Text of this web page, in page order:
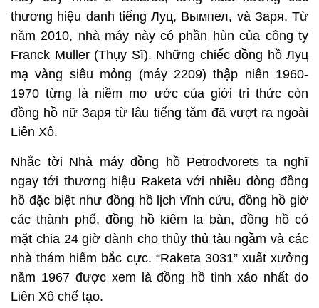
thương hiệu danh tiếng Луц, Вымпел, và Заря. Từ
năm 2010, nhà máy này có phần hùn của công ty
Franck Muller (Thụy Sĩ). Những chiếc đồng hồ Луц
mạ vàng siêu mỏng (máy 2209) thập niên 1960-
1970 từng là niềm mơ ước của giới tri thức còn
đồng hồ nữ Заря từ lâu tiếng tăm đã vượt ra ngoài
Liên Xô.
Nhắc tời Nhà máy đồng hồ Petrodvorets ta nghĩ
ngay tới thương hiệu Raketa với nhiều dòng đồng
hồ đặc biệt như đồng hồ lịch vĩnh cửu, đồng hồ giờ
các thành phố, đồng hồ kiêm la bàn, đồng hồ có
mặt chia 24 giờ dành cho thủy thủ tàu ngầm và các
nhà thám hiểm bắc cực. “Raketa 3031” xuất xưởng
năm 1967 được xem là đồng hồ tinh xảo nhất do
Liên Xô chế tạo.